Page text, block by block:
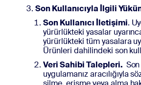
Son Kullanıcıyla İlgili
Son Kullanıcı İletişimi.
yürürlükteki yasalar
yürürlükteki tüm yasalara
Ürünleri dahilindeki son
Veri Sahibi Talepleri.
uygulamanız aracılığıyla